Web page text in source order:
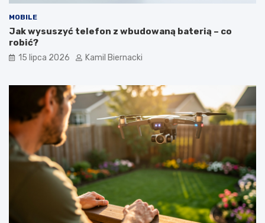
MOBILE
Jak wysuszyć telefon z wbudowaną baterią – co
robić?
15 lipca 2026 Kamil Biernacki